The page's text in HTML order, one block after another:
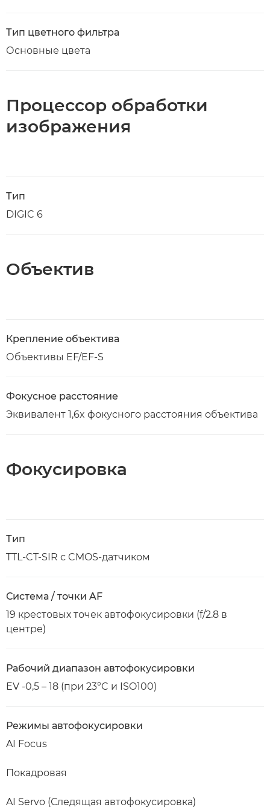
Тип цветного фильтра
Основные цвета
Процессор обработки
изображения
Тип
DIGIC 6
Объектив
Крепление объектива
Объективы EF/EF-S
Фокусное расстояние
Эквивалент 1,6x фокусного расстояния объектива
Фокусировка
Тип
TTL-CT-SIR с CMOS-датчиком
Система / точки AF
19 крестовых точек автофокусировки (f/2.8 в
центре)
Рабочий диапазон автофокусировки
EV -0,5 – 18 (при 23°C и ISO100)
Режимы автофокусировки
AI Focus
Покадровая
AI Servo (Следящая автофокусировка)